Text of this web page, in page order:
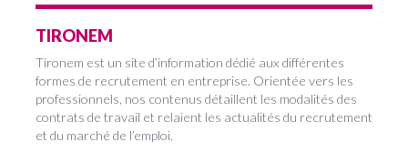
TIRONEM
Tironem est un site d’information dédié aux différentes
formes de recrutement en entreprise. Orientée vers les
professionnels, nos contenus détaillent les modalités des
contrats de travail et relaient les actualités du recrutement
et du marché de l’emploi.